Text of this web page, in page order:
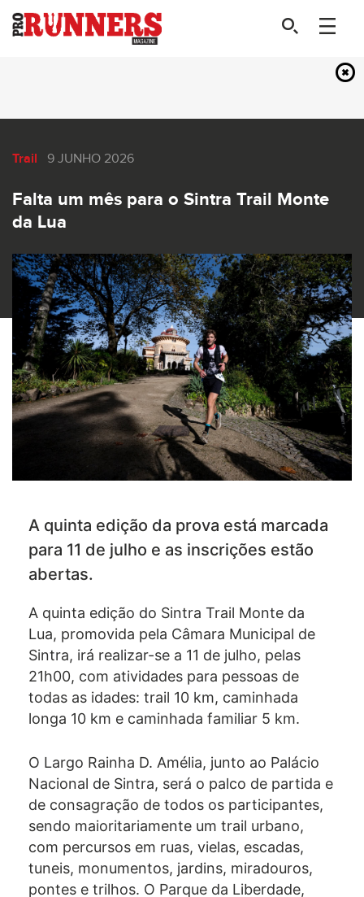
Trail 9 JUNHO 2026
Falta um mês para o Sintra Trail Monte
da Lua
A quinta edição da prova está marcada
para 11 de julho e as inscrições estão
abertas.
A quinta edição do Sintra Trail Monte da
Lua, promovida pela Câmara Municipal de
Sintra, irá realizar-se a 11 de julho, pelas
21h00, com atividades para pessoas de
todas as idades: trail 10 km, caminhada
longa 10 km e caminhada familiar 5 km.
O Largo Rainha D. Amélia, junto ao Palácio
Nacional de Sintra, será o palco de partida e
de consagração de todos os participantes,
sendo maioritariamente um trail urbano,
com percursos em ruas, vielas, escadas,
tuneis, monumentos, jardins, miradouros,
pontes e trilhos. O Parque da Liberdade,